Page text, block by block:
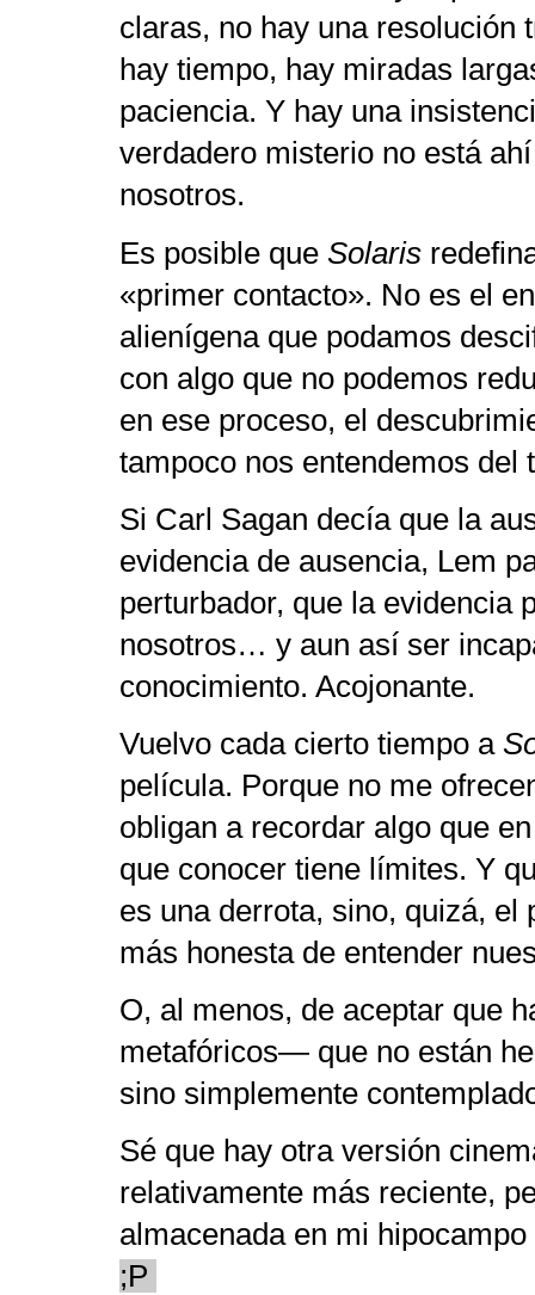
claras, no hay una resolución
hay tiempo, hay miradas
paciencia. Y hay una
verdadero misterio no está
nosotros.
Es posible que Solaris
«primer contacto». No es el
alienígena que podamos
con algo que no podemos
en ese proceso, el
tampoco nos entendemos del
Si Carl Sagan decía que la
evidencia de ausencia, Lem
perturbador, que la evidencia
nosotros… y aun así ser
conocimiento. Acojonante.
Vuelvo cada cierto tiempo a
película. Porque no me
obligan a recordar algo que
que conocer tiene límites. Y
es una derrota, sino, quizá,
más honesta de entender
O, al menos, de aceptar que
metafóricos— que no están
sino simplemente
Sé que hay otra versión
relativamente más reciente,
almacenada en mi
;P